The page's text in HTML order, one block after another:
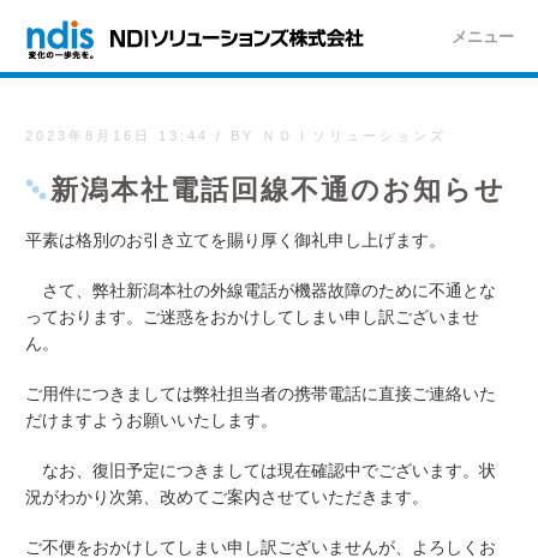
メニュー
2023年8月16日 13:44 / BY ＮＤＩソリューションズ
新潟本社電話回線不通のお知らせ
平素は格別のお引き立てを賜り厚く御礼申し上げます。
さて、弊社新潟本社の外線電話が機器故障のために不通とな
っております。ご迷惑をおかけしてしまい申し訳ございませ
ん。
ご用件につきましては弊社担当者の携帯電話に直接ご連絡いた
だけますようお願いいたします。
なお、復旧予定につきましては現在確認中でございます。状
況がわかり次第、改めてご案内させていただきます。
ご不便をおかけしてしまい申し訳ございませんが、よろしくお